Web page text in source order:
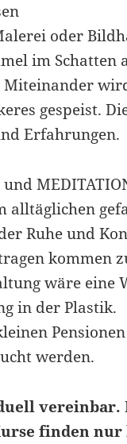
oder
im Schatten
gespeist.
Erfahrungen.
und
Ruhe und
kommen
wäre eine
in der Plastik.
werden.
vereinbar.
finden